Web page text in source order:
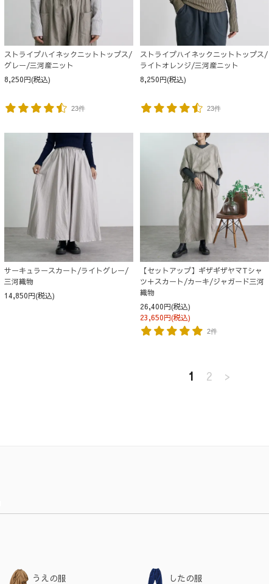
ストライプハイネックニットトップス/
グレー/三河産ニット
8,250円(税込)
23件
ストライプハイネックニットトップス/
ライトオレンジ/三河産ニット
8,250円(税込)
23件
サーキュラースカート/ライトグレー/
三河織物
14,850円(税込)
【セットアップ】ギザギザヤマTシャ
ツ＋スカート/カーキ/ジャガード三河
織物
26,400円(税込)
23,650円(税込)
2件
1 2 >
うえの服 したの服